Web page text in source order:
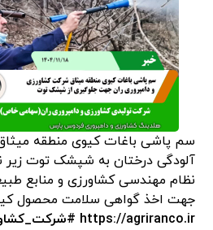
سم پاشی باغات کیوی منطقه
آلودگی درختان به شپشک توت زیر
نظام مهندسی کشاورزی و منابع
جهت اخذ گواهی سلامت محصول
https://agriranco.ir